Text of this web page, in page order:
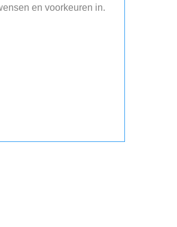
en voorkeuren in.